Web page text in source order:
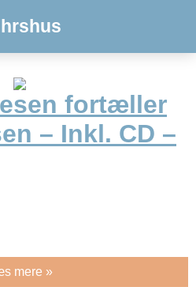
fortæller
– Inkl. CD –
mere »